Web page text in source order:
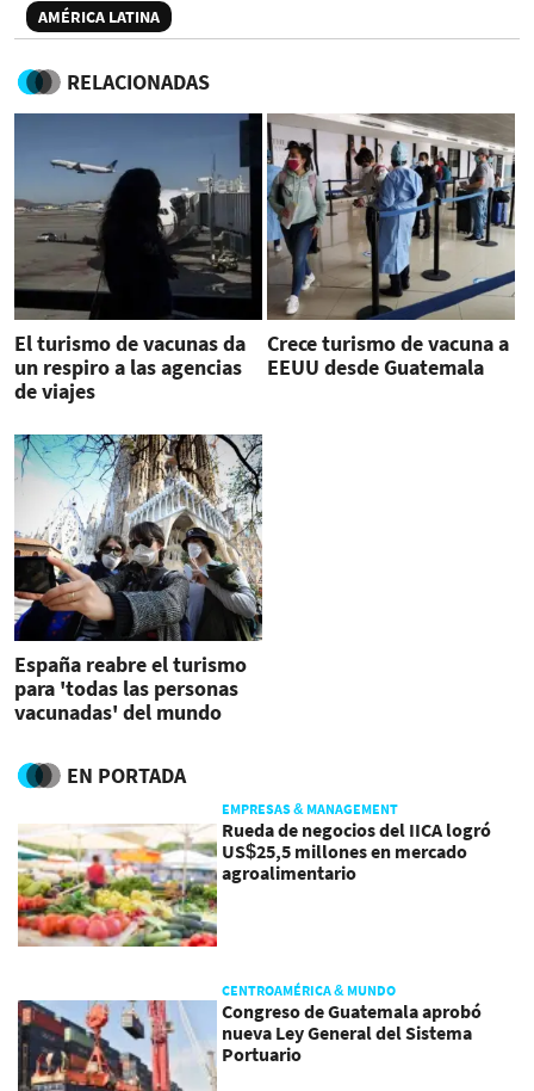
AMÉRICA LATINA
RELACIONADAS
El turismo de vacunas da
un respiro a las agencias
de viajes
Crece turismo de vacuna a
EEUU desde Guatemala
España reabre el turismo
para 'todas las personas
vacunadas' del mundo
EN PORTADA
EMPRESAS & MANAGEMENT
Rueda de negocios del IICA logró
US$25,5 millones en mercado
agroalimentario
CENTROAMÉRICA & MUNDO
Congreso de Guatemala aprobó
nueva Ley General del Sistema
Portuario